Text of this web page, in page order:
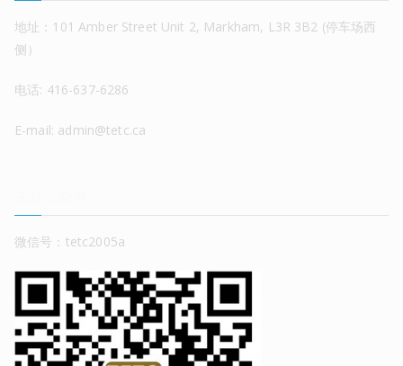
地址：101 Amber Street Unit 2, Markham, L3R 3B2 (停车场西
侧）
电话: 416-637-6286
E-mail: admin@tetc.ca
微信号：tetc2005a